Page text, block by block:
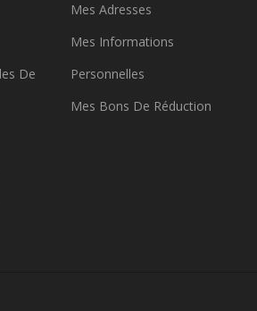
De
Mes Adresses
Mes Informations
Personnelles
Mes Bons De Réduction